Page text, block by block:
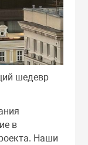
Samaca
Vermont
Плоская "под
шедевр
в
Наши